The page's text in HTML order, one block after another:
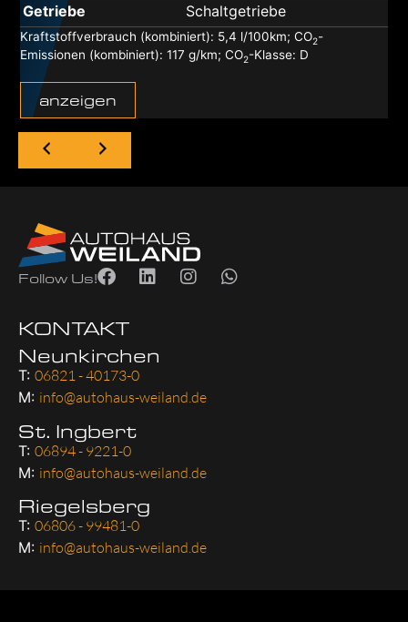
Getriebe
Schaltgetriebe
Kraftstoffverbrauch (kombiniert): 5,4 l/100km; CO2-
Emissionen (kombiniert): 117 g/km; CO2-Klasse: D
anzeigen
Follow Us!
KONTAKT
Neunkirchen
T: 06821 - 40173-0
M: info@autohaus-weiland.de
St. Ingbert
T: 06894 - 9221-0
M: info@autohaus-weiland.de
Riegelsberg
T: 06806 - 99481-0
M: info@autohaus-weiland.de